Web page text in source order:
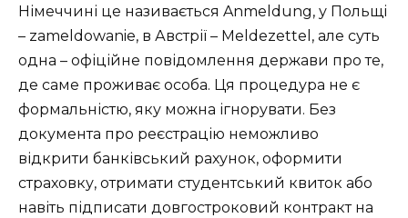
Німеччині це називається Anmeldung, у Польщі
– zameldowanie, в Австрії – Meldezettel, але суть
одна – офіційне повідомлення держави про те,
де саме проживає особа. Ця процедура не є
формальністю, яку можна ігнорувати. Без
документа про реєстрацію неможливо
відкрити банківський рахунок, оформити
страховку, отримати студентський квиток або
навіть підписати довгостроковий контракт на